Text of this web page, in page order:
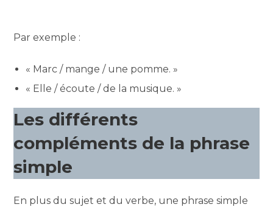
Par exemple :
« Marc / mange / une pomme. »
« Elle / écoute / de la musique. »
Les différents
compléments de la phrase
simple
En plus du sujet et du verbe, une phrase simple